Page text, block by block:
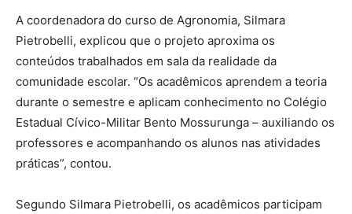
A coordenadora do curso de Agronomia, Silmara
Pietrobelli, explicou que o projeto aproxima os
conteúdos trabalhados em sala da realidade da
comunidade escolar. “Os acadêmicos aprendem a teoria
durante o semestre e aplicam conhecimento no Colégio
Estadual Cívico-Militar Bento Mossurunga – auxiliando os
professores e acompanhando os alunos nas atividades
práticas”, contou.
Segundo Silmara Pietrobelli, os acadêmicos participam